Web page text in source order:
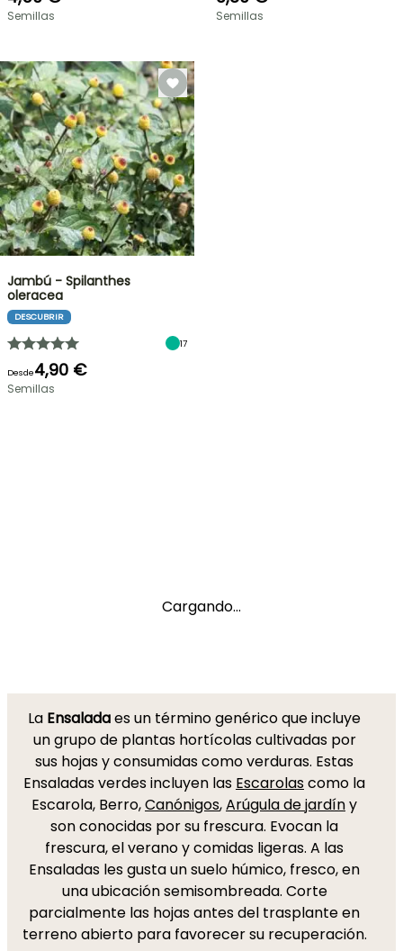
Semillas Semillas
Jambú - Spilanthes
oleracea
DESCUBRIR
17
Desde4,90 €
Semillas
Cargando...
La Ensaladaes un término genérico que incluye
un grupo de plantas hortícolas cultivadas por
sus hojas y consumidas como verduras. Estas
Ensaladas verdes incluyen las Escarolascomo la
Escarola, Berro,Canónigos,Arúgula de jardíny
son conocidas por su frescura. Evocan la
frescura, el verano y comidas ligeras. A las
Ensaladas les gusta un suelo húmico, fresco, en
una ubicación semisombreada. Corte
parcialmente las hojas antes del trasplante en
terreno abierto para favorecer su recuperación.